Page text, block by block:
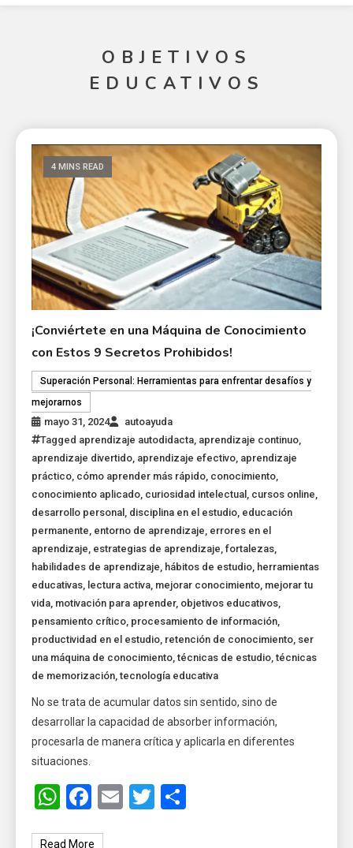
OBJETIVOS
EDUCATIVOS
4 MINS READ
¡Conviértete en una Máquina de Conocimiento
con Estos 9 Secretos Prohibidos!
Superación Personal: Herramientas para enfrentar desafíos y
mejorarnos
mayo 31, 2024
autoayuda
Tagged aprendizaje autodidacta, aprendizaje continuo,
aprendizaje divertido, aprendizaje efectivo, aprendizaje
práctico, cómo aprender más rápido, conocimiento,
conocimiento aplicado, curiosidad intelectual , cursos online,
desarrollo personal , disciplina en el estudio, educación
permanente, entorno de aprendizaje, errores en el
aprendizaje, estrategias de aprendizaje,fortalezas,
habilidades de aprendizaje, hábitos de estudio, herramientas
educativas, lectura activa, mejorar conocimiento, mejorar tu
vida, motivación para aprender, objetivos educativos,
pensamiento crítico, procesamiento de información,
productividad en el estudio, retención de conocimiento, ser
una máquina de conocimiento,técnicas de estudio,técnicas
de memorización,tecnología educativa
No se trata de acumular datos sin sentido, sino de
desarrollar la capacidad de absorber información,
procesarla de manera crítica y aplicarla en diferentes
situaciones.
WhatsApp
Facebook
EmailTwitter
Read More